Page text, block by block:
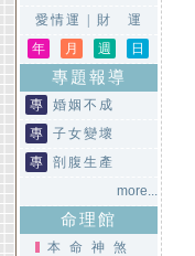
愛情運
財 運
年
月 週 日
專題報導
專
婚姻不成
專
子女變壞
專
剖腹生產
more...
命理館
本命神煞